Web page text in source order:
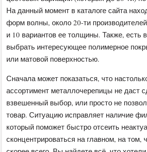
На данный момент в каталоге сайта
форм волны, около 20-ти
и 10 вариантов ее толщины. Также, есть
выбрать интересующее полимерное
или матовой поверхностью.
Сначала может показаться, что
ассортимент металлочерепицы не даст
взвешенный выбор, или просто не
товар. Ситуацию исправляет наличие
который поможет быстро отсеить
сконцентрироваться на главном, на том,